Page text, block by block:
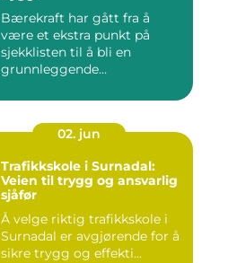
Bærekraft har gått fra å
være et ekstra punkt på
sjekklisten til å bli en
grunnleggende
02. jun
Trafikkskole i Surnadal:
Veien til trygg og ansvarlig
sjåfør
Å velge riktig trafikkskole i
Surnadal er avgjørende for å
sikre trygg og effekti...